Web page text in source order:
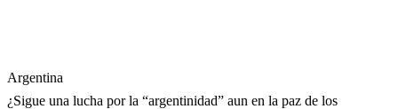
Argentina
¿Sigue una lucha por la “argentinidad” aun en la paz de los